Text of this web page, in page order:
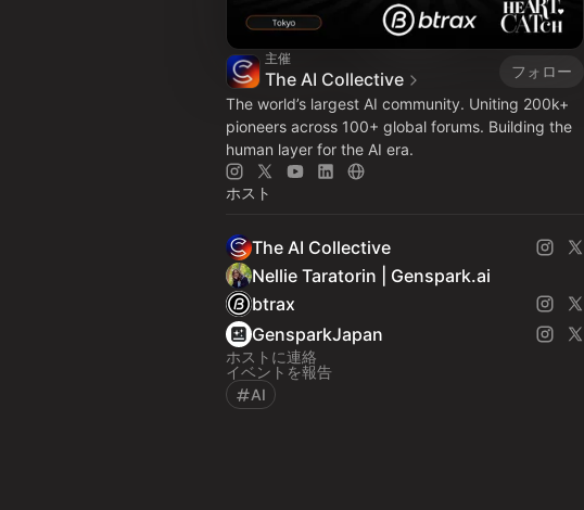
主催
The AI Collective
フォロー
The world’s largest AI community. Uniting 200k+
pioneers across 100+ global forums. Building the
human layer for the AI era.
ホスト
The AI Collective
Nellie Taratorin | Genspark.ai
btrax
GensparkJapan
ホストに連絡
イベントを報告
AI